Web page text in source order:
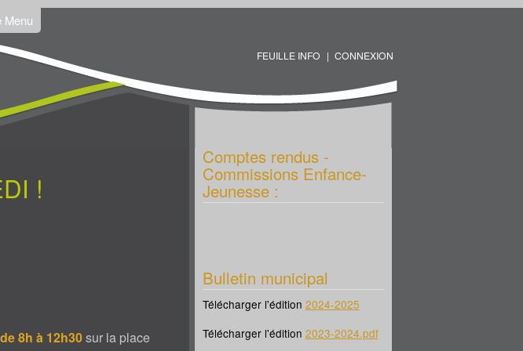
Menu
FEUILLE INFO CONNEXION
!
8h à 12h30sur la place
Comptes rendus -
Commissions Enfance-
Jeunesse :
Bulletin municipal
Télécharger l'édition 2024-2025
Télécharger l'édition 2023-2024.pdf